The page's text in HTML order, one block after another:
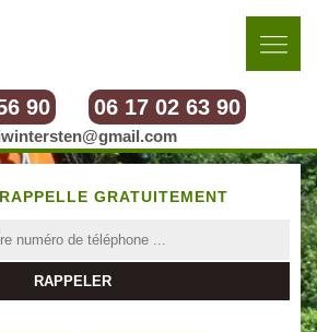
90 06 17 02 63 90
GRATUITEMENT